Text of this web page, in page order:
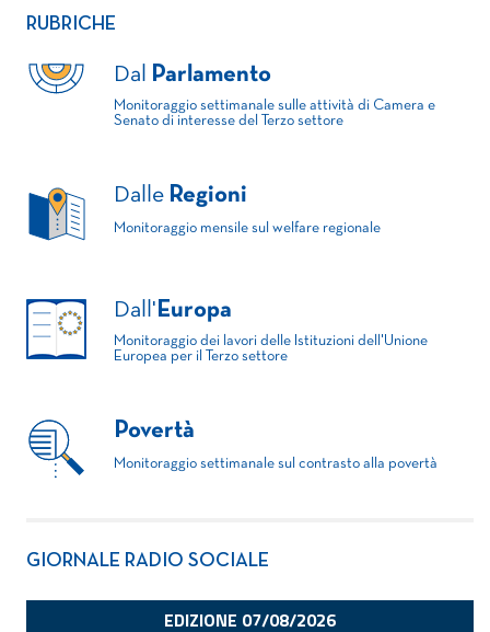
RUBRICHE
Dal Parlamento
Monitoraggio settimanale sulle attività di Camera e
Senato di interesse del Terzo settore
Dalle Regioni
Monitoraggio mensile sul welfare regionale
Dall' Europa
Monitoraggio dei lavori delle Istituzioni dell'Unione
Europea per il Terzo settore
Povertà
Monitoraggio settimanale sul contrasto alla povertà
GIORNALE RADIO SOCIALE